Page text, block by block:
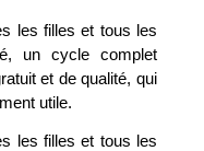
les filles et tous les
un cycle complet
et de qualité, qui
utile.
les filles et tous les